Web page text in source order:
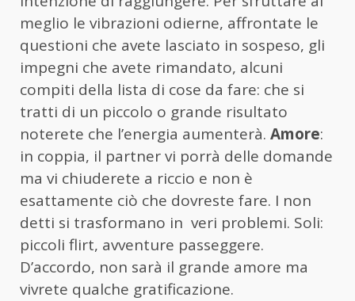
meglio le vibrazioni odierne, affrontate le
questioni che avete lasciato in sospeso, gli
impegni che avete rimandato, alcuni
compiti della lista di cose da fare: che si
tratti di un piccolo o grande risultato
noterete che l’energia aumenterà. Amore:
in coppia, il partner vi porrà delle domande
ma vi chiuderete a riccio e non è
esattamente ciò che dovreste fare. I non
detti si trasformano in veri problemi. Soli:
piccoli flirt, avventure passeggere.
D’accordo, non sarà il grande amore ma
vivrete qualche gratificazione.